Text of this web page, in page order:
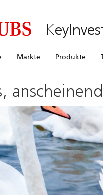
Märkte Produkte